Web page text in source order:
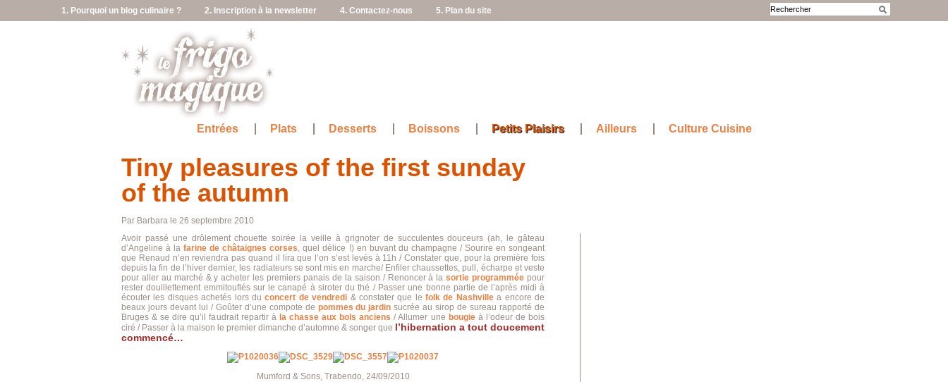
1. Pourquoi un blog culinaire ? 2. Inscription à la newsletter 4. Contactez-nous 5. Plan du site
Entrées Plats Desserts Boissons Petits Plaisirs Ailleurs Culture Cuisine
Tiny pleasures of the first sunday
of the autumn
Par Barbara le 26 septembre 2010
Avoir passé une drôlement chouette soirée la veille à grignoter de succulentes douceurs (ah, le gâteau
d’Angeline à lafarine de châtaignes corses, quel délice !) en buvant du champagne / Sourire en songeant
que Renaud n’en reviendra pas quand il lira que l’on s’est levés à 11h / Constater que, pour la première fois
depuis la fin de l’hiver dernier, les radiateurs se sont mis en marche/ Enfiler chaussettes, pull, écharpe et veste
pour aller au marché & y acheter les premiers panais de la saison / Renoncer à lasortie programmée pour
rester douillettement emmitouflés sur le canapé à siroter du thé / Passer une bonne partie de l’après midi à
écouter les disques achetés lors duconcert de vendredi & constater que lefolk de Nashvillea encore de
beaux jours devant lui / Goûter d’une compote de pommes du jardin sucrée au sirop de sureau rapporté de
Bruges & se dire qu’il faudrait repartir à la chasse aux bols anciens / Allumer une bougieà l’odeur de bois
ciré / Passer à la maison le premier dimanche d’automne & songer que l’hibernation a tout doucement
commencé…
Mumford & Sons, Trabendo, 24/09/2010